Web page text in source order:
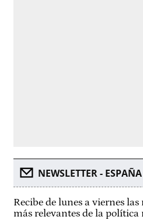
NEWSLETTER - ESPAÑA
Recibe de lunes a viernes
más relevantes de la